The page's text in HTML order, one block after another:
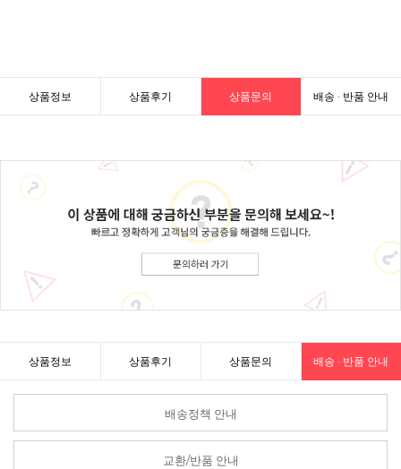
상품정보 상품후기 상품문의 배송 · 반품 안내
상품정보 상품후기 상품문의 배송 · 반품 안내
배송정책 안내
교환/반품 안내